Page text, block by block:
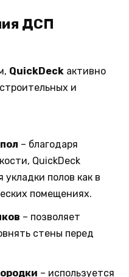
ДСП
QuickDeck активно
и
– благодаря
QuickDeck
полов как в
помещениях.
– позволяет
стены перед
– используется